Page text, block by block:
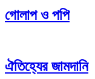
গোলাপ ও পপি
ঐতিহ্যের জামদানি